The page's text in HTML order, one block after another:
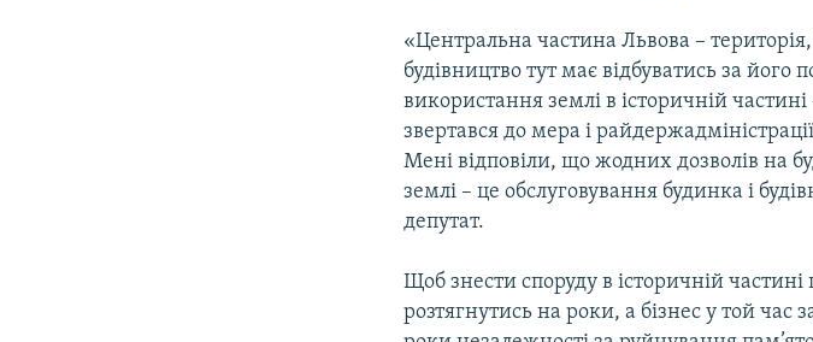
«Центральна частина Львова –
будівництво тут має відбуватись за його
використання землі в історичній
звертався до мера і
Мені відповіли, що жодних дозволів на
землі – це обслуговування будинка і
депутат.
Щоб знести споруду в історичній
розтягнутись на роки, а бізнес у той